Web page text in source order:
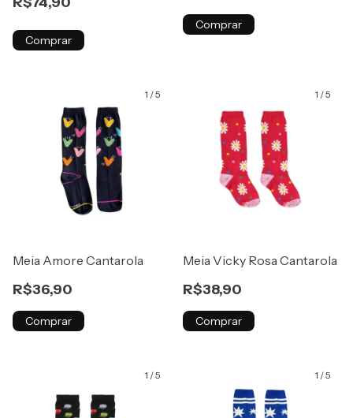
Comprar
Comprar
1 /5
Meia Amore Cantarola
R$36,90
Comprar
1 /5
Meia Vicky Rosa Cantarola
R$38,90
Comprar
1 /5 1 /5